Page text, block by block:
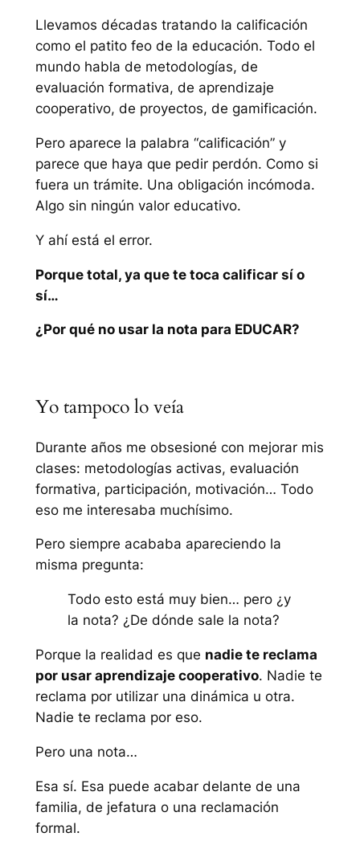
Llevamos décadas tratando la calificación
como el patito feo de la educación. Todo el
mundo habla de metodologías, de
evaluación formativa, de aprendizaje
cooperativo, de proyectos, de gamificación.
Pero aparece la palabra “calificación” y
parece que haya que pedir perdón. Como si
fuera un trámite. Una obligación incómoda.
Algo sin ningún valor educativo.
Y ahí está el error.
Porque total, ya que te toca calificar sí o
sí…
¿Por qué no usar la nota para EDUCAR?
Yo tampoco lo veía
Durante años me obsesioné con mejorar mis
clases: metodologías activas, evaluación
formativa, participación, motivación… Todo
eso me interesaba muchísimo.
Pero siempre acababa apareciendo la
misma pregunta:
Todo esto está muy bien… pero ¿y
la nota? ¿De dónde sale la nota?
Porque la realidad es que nadie te reclama
por usar aprendizaje cooperativo. Nadie te
reclama por utilizar una dinámica u otra.
Nadie te reclama por eso.
Pero una nota…
Esa sí. Esa puede acabar delante de una
familia, de jefatura o una reclamación
formal.